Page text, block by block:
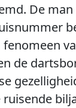
De
de